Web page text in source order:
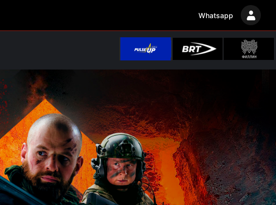
Whatsapp